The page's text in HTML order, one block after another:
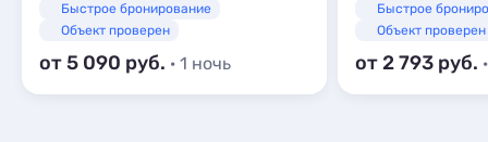
Быстрое бронирование
Объект проверен
от 5 090 · 1 ночь
Быстрое
Объект проверен
от 2 793